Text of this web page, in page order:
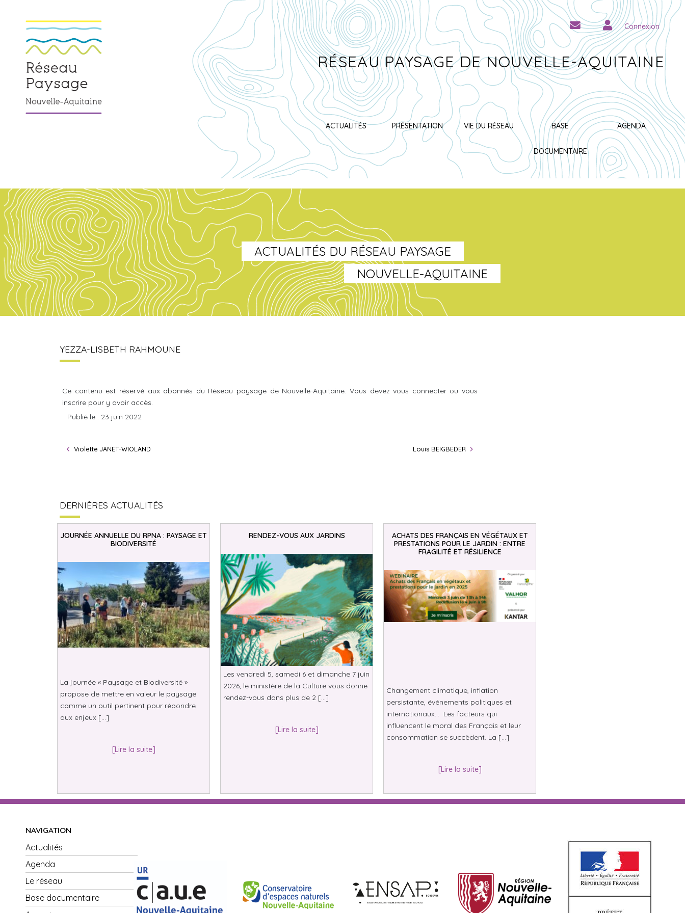
Connexion
RÉSEAU PAYSAGE DE NOUVELLE-AQUITAINE
ACTUALITÉS PRÉSENTATION VIE DU RÉSEAU BASE
DOCUMENTAIRE
AGENDA
ACTUALITÉS DU RÉSEAU PAYSAGE
NOUVELLE-AQUITAINE
YEZZA-LISBETH RAHMOUNE
Ce contenu est réservé aux abonnés du Réseau paysage de Nouvelle-Aquitaine. Vous devez vous connecter ou vous
inscrire pour y avoir accès.
Publié le : 23 juin 2022
Violette JANET-WIOLAND Louis BEIGBEDER
DERNIÈRES ACTUALITÉS
JOURNÉE ANNUELLE DU RPNA : PAYSAGE ET
BIODIVERSITÉ
La journée « Paysage et Biodiversité »
propose de mettre en valeur le paysage
comme un outil pertinent pour répondre
aux enjeux […]
[Lire la suite]
RENDEZ-VOUS AUX JARDINS
Les vendredi 5, samedi 6 et dimanche 7 juin
2026, le ministère de la Culture vous donne
rendez-vous dans plus de 2 […]
[Lire la suite]
ACHATS DES FRANÇAIS EN VÉGÉTAUX ET
PRESTATIONS POUR LE JARDIN : ENTRE
FRAGILITÉ ET RÉSILIENCE
Changement climatique, inflation
persistante, événements politiques et
internationaux… Les facteurs qui
influencent le moral des Français et leur
consommation se succèdent. La […]
[Lire la suite]
NAVIGATION
Actualités
Agenda
Le réseau
Base documentaire